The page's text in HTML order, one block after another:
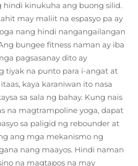
hindi kinukuha ang buong silid.
may maliit na espasyo pa ay
nang hindi nangangailangan
bungee fitness naman ay iba
pagsasanay dito ay
tiyak na punto para i-angat at
kaya karaniwan ito nasa
sa sala ng bahay. Kung nais
na magtrampoline yoga, dapat
sa paligid ng rebounder at
ang mga mekanismo ng
nang maayos. Hindi naman
na magtapos na may